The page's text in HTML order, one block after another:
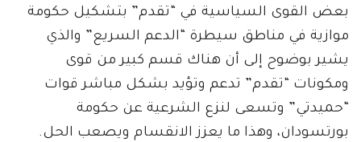
بعض القوى السياسية في “تقدم” بتشكيل حكومة
موازية في مناطق سيطرة “الدعم السريع” والذي
يشير بوضوح إلى أن هناك قسم كبير من قوى
ومكونات “تقدم” تدعم وتؤيد بشكل مباشر قوات
“حميدتي” وتسعى لنزع الشرعية عن حكومة
بورتسودان، وهذا ما يعزز الانقسام ويصعب الحل.